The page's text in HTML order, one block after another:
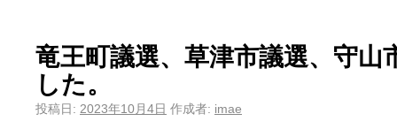
竜王町議選、草津市議選、守山
した。
投稿日: 2023年10月4日 作成者: imae